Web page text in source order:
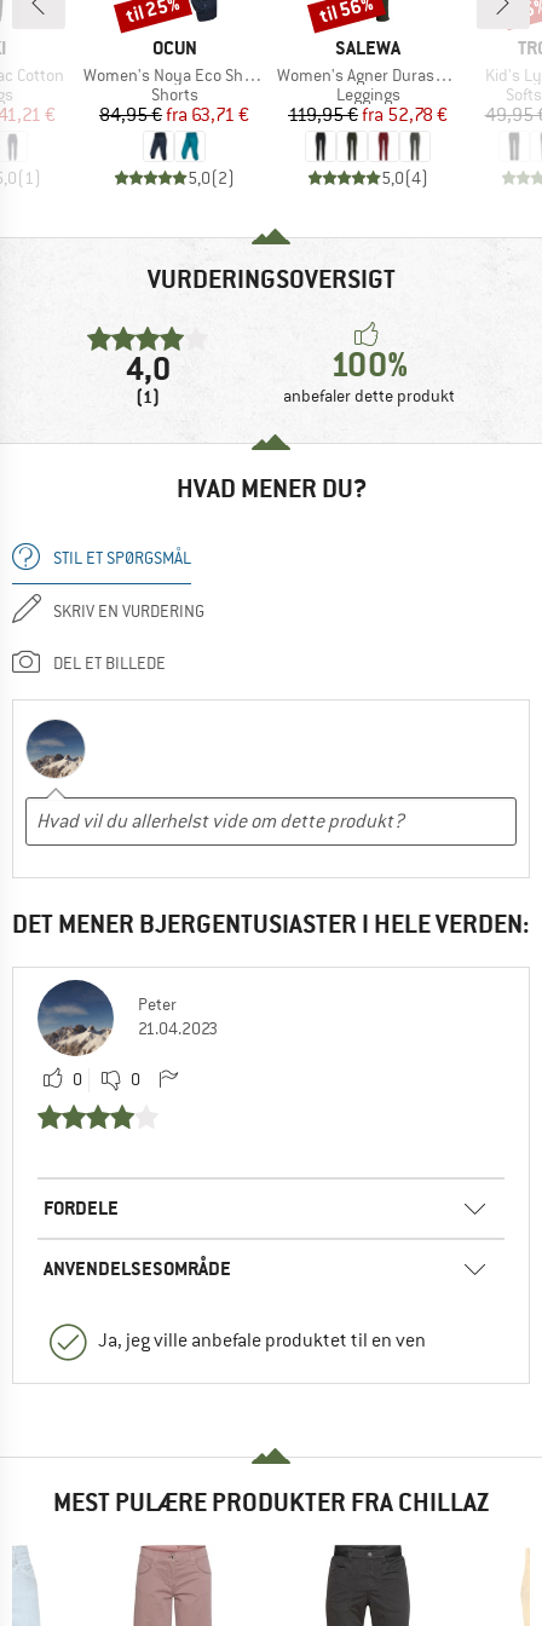
Cotton
pris
€
(1)
MÆRKE
OCUN
Artikel
Women's Noya Eco Shorts
Produktgruppe
Shorts
Pris
84,95 € Nedsat pris
fra 63,71 €
5,0(2)
til 25%
MÆRKE
SALEWA
Artikel
Women's Agner Durastretch Tights
Produktgruppe
Leggings
Pris
119,95 € Nedsat pris
fra 52,78 €
5,0(4)
til 56%
Artikel
Kid's
49,95
VURDERINGSOVERSIGT
4,0
(1)
100%
anbefaler dette produkt
HVAD MENER DU?
STIL ET SPØRGSMÅL
SKRIV EN VURDERING
DEL ET BILLEDE
DET MENER BJERGENTUSIASTER I HELE VERDEN:
Peter
21.04.2023
0 0
FORDELE
ANVENDELSESOMRÅDE
Ja, jeg ville anbefale produktet til en ven
MEST PULÆRE PRODUKTER FRA CHILLAZ